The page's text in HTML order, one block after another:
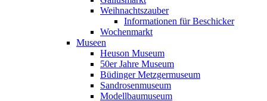
Weihnachtszauber
Informationen für Beschicker
Wochenmarkt
Museen
Heuson Museum
50er Jahre Museum
Büdinger Metzgermuseum
Sandrosenmuseum
Modellbaumuseum